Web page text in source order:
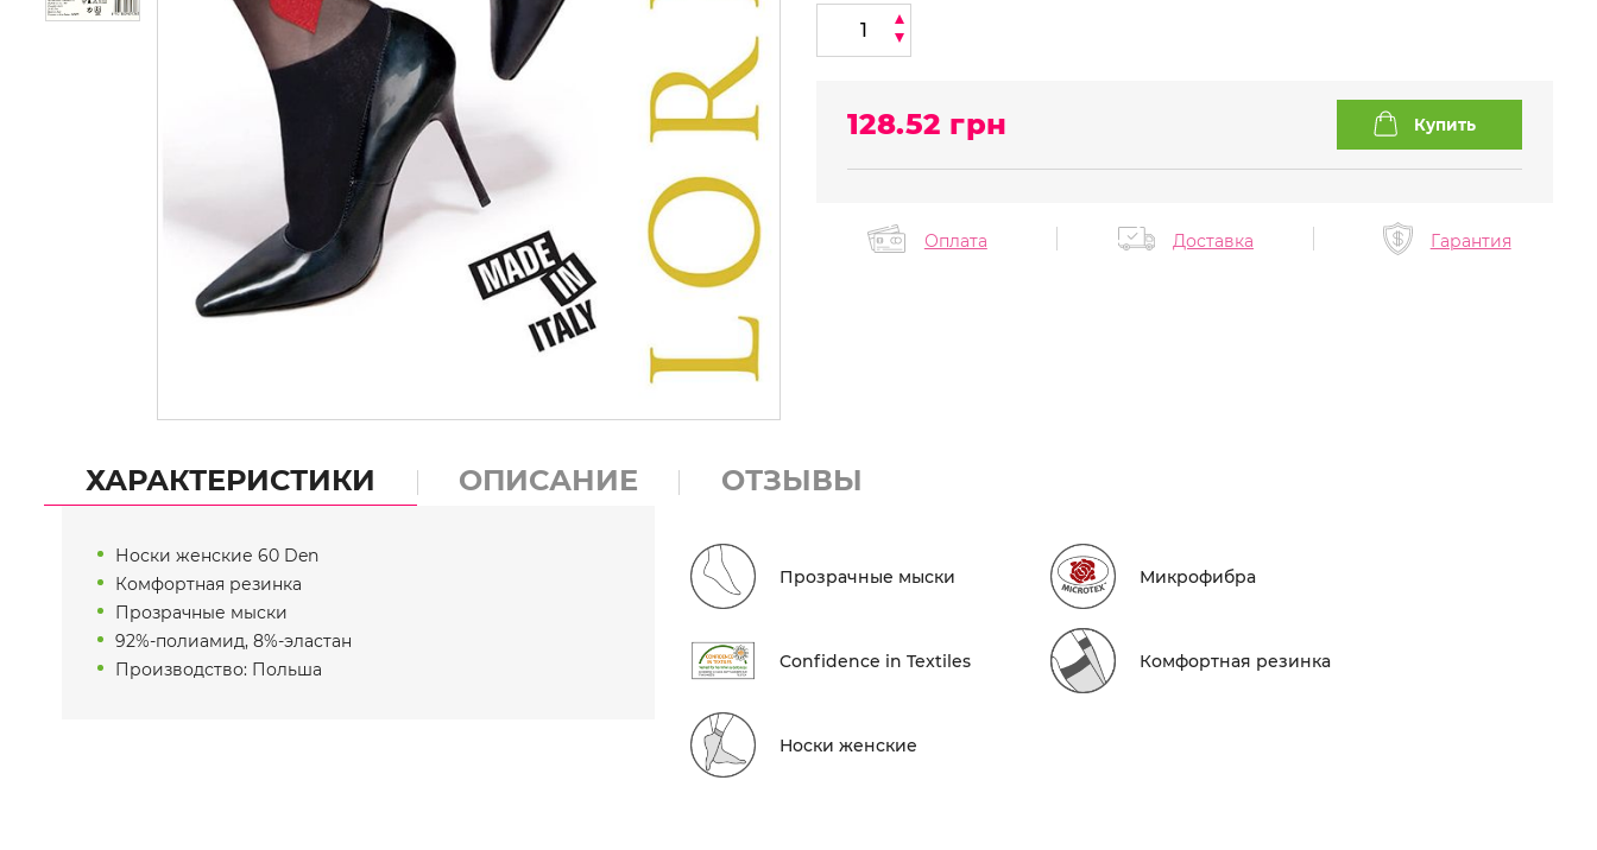
128.52 грн
Оплата Доставка Гарантия
ХАРАКТЕРИСТИКИ ОПИСАНИЕ ОТЗЫВЫ
Носки женские 60 Den
Комфортная резинка
Прозрачные мыски
92%-полиамид, 8%-эластан
Производство: Польша
Прозрачные мыски Микрофибра
Conf​idence in Textiles Комфортная резинка
Носки женские